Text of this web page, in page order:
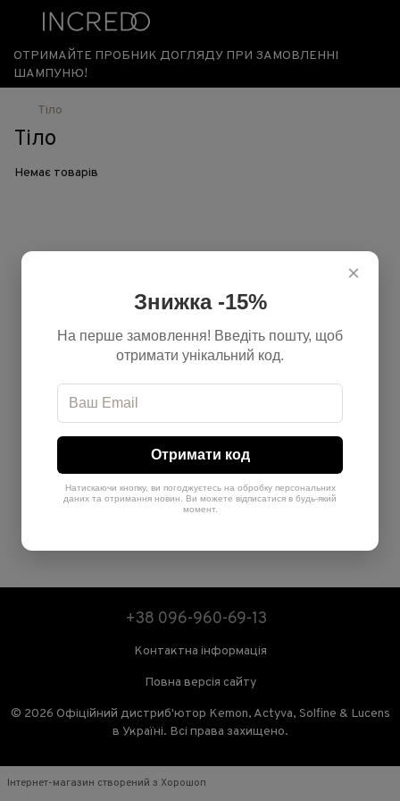
ОТРИМАЙТЕ ПРОБНИК ДОГЛЯДУ ПРИ ЗАМОВЛЕННІ
ШАМПУНЮ!
Тіло
Тіло
Немає товарів
+38 096-960-69-13
Контактна інформація
Повна версія сайту
© 2026 Офіційний дистриб'ютор Kemon, Actyva, Solfine & Lucens
в Україні. Всі права захищено.
Інтернет-магазин створений з Хорошоп
×
Знижка -15%
На перше замовлення! Введіть пошту, щоб
отримати унікальний код.
Отримати код
Натискаючи кнопку, ви погоджуєтесь на обробку персональних
даних та отримання новин. Ви можете відписатися в будь-який
момент.